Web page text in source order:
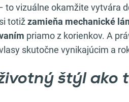
to vizuálne okamžite vytvára
totiž zamieňa mechanické
priamo z korienkov. A
skutočne vynikajúcim a
štýl ako